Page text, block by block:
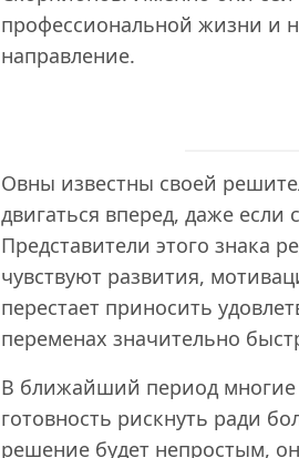
профессиональной жизни и
направление.
Овны известны своей
двигаться вперед, даже если
Представители этого знака
чувствуют развития,
перестает приносить
переменах значительно
В ближайший период многие
готовность рискнуть ради
решение будет непростым,